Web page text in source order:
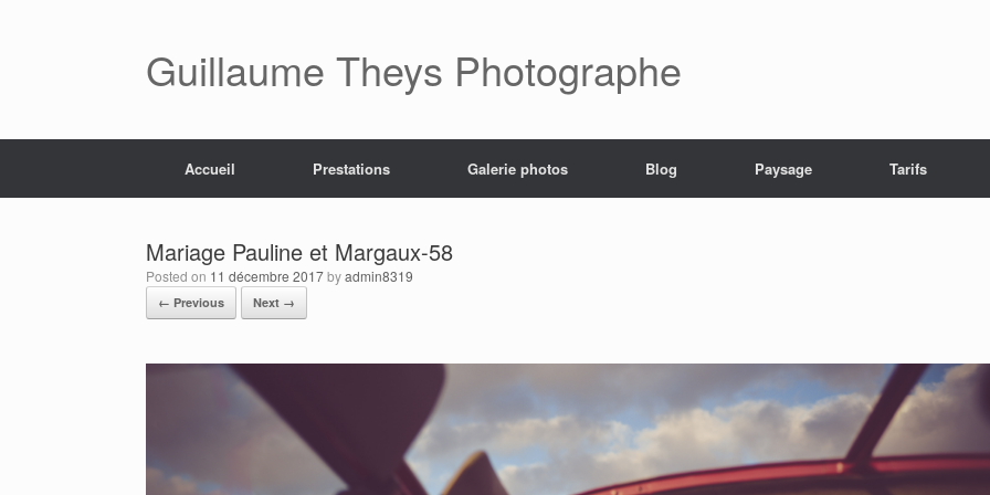
Guillaume Theys Photographe
Accueil Prestations Galerie photos Blog Paysage Tarifs
Mariage Pauline et Margaux-58
Posted on 11 décembre 2017byadmin8319
← Previous Next →